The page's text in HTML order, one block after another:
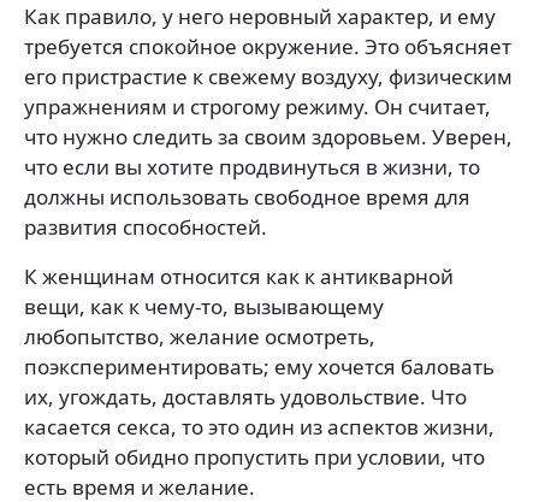
Как правило, у него неровный характер, и ему
требуется спокойное окружение. Это объясняет
его пристрастие к свежему воздуху, физическим
упражнениям и строгому режиму. Он считает,
что нужно следить за своим здоровьем. Уверен,
что если вы хотите продвинуться в жизни, то
должны использовать свободное время для
развития способностей.
К женщинам относится как к антикварной
вещи, как к чему-то, вызывающему
любопытство, желание осмотреть,
поэкспериментировать; ему хочется баловать
их, угождать, доставлять удовольствие. Что
касается секса, то это один из аспектов жизни,
который обидно пропустить при условии, что
есть время и желание.